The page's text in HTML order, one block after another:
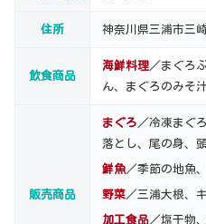
住所 神奈川県三浦市三
飲食商品
海鮮料理／まぐろ
ん、まぐろのみそ
販売商品
まぐろ ／冷凍まぐ
落とし、尾の身、
鮮魚／季節の地魚
野菜／三浦大根、
加工食品／塩干物